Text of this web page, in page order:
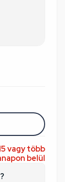
vagy több
belül